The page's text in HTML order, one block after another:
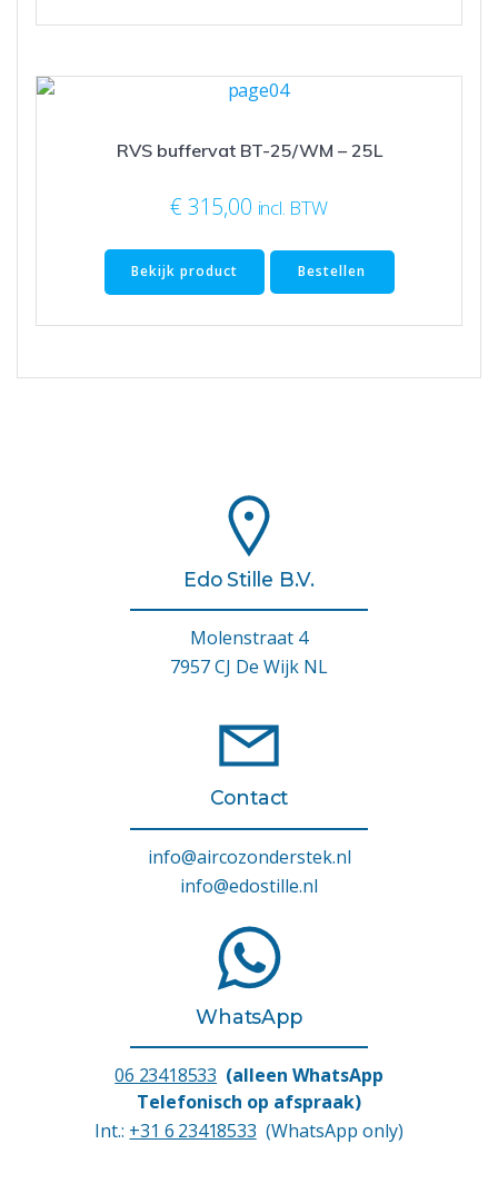
RVS buffervat BT-25/WM – 25L
€ 315,00 incl. BTW
Bekijk product Bestellen
Edo Stille B.V.
Molenstraat 4
7957 CJ De Wijk NL
Contact
info@aircozonderstek.nl
info@edostille.nl
WhatsApp
06 23418533 (alleen WhatsApp
Telefonisch op afspraak)
Int.: +31 6 23418533 (WhatsApp only)